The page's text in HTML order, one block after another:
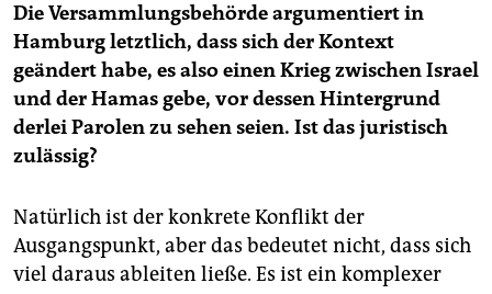
Die Versammlungsbehörde argumentiert in
Hamburg letztlich, dass sich der Kontext
geändert habe, es also einen Krieg zwischen Israel
und der Hamas gebe, vor dessen Hintergrund
derlei Parolen zu sehen seien. Ist das juristisch
zulässig?
Natürlich ist der konkrete Konflikt der
Ausgangspunkt, aber das bedeutet nicht, dass sich
viel daraus ableiten ließe. Es ist ein komplexer